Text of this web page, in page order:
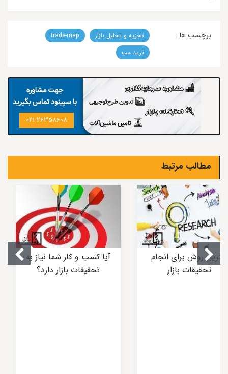
برچسب ها : تجزیه و تحلیل بازار
trade-map
ترید مپ
021-26358608
مطالب مرتبط
آیا کسب و کار شما نیاز به
تحقیقات بازار دارد؟
بهترین روش برای انجام
تحقیقات بازار